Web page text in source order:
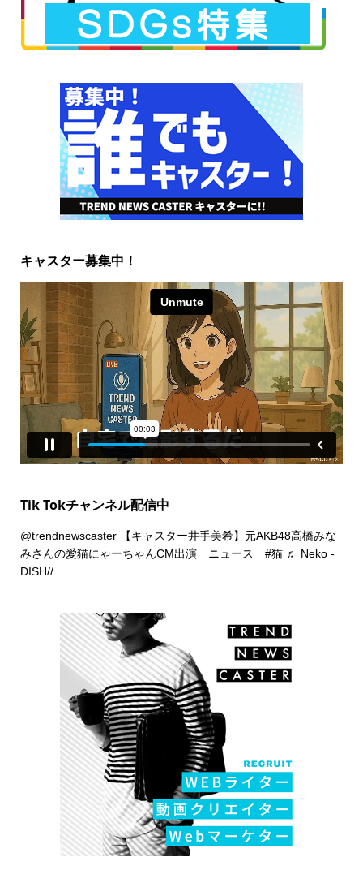
キャスター募集中！
Tik Tokチャンネル配信中
@trendnewscaster【キャスター井手美希】元AKB48高橋みな
みさんの愛猫にゃーちゃんCM出演 ニュース #猫 ♬ Neko -
DISH//